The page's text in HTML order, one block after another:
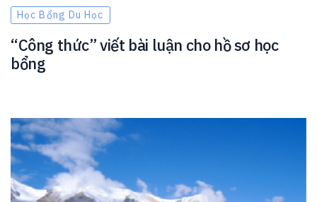
Học Bổng Du Học
“Công thức” viết bài luận cho hồ sơ học
bổng